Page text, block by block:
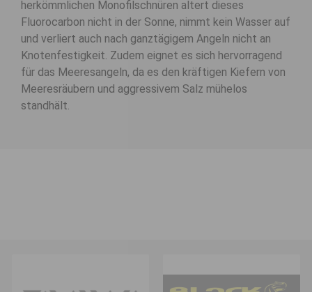
herkömmlichen Monofilschnüren altert dieses
Fluorocarbon nicht in der Sonne, nimmt kein Wasser auf
und verliert auch nach ganztägigem Angeln nicht an
Knotenfestigkeit. Zudem eignet es sich hervorragend
für das Meeresangeln, da es den kräftigen Kiefern von
Meeresräubern und aggressivem Salz mühelos
standhält.